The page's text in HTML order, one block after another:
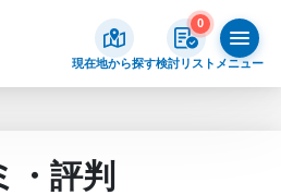
現在地から探す
0
検討リスト メニュー
・評判